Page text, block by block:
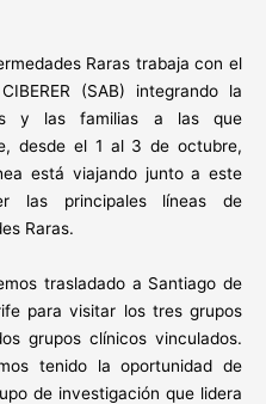
Raras trabaja con el
(SAB) integrando la
y las familias a las que
desde el 1 al 3 de octubre,
está viajando junto a este
las principales líneas de
Raras.
trasladado a Santiago de
para visitar los tres grupos
grupos clínicos vinculados.
tenido la oportunidad de
de investigación que lidera